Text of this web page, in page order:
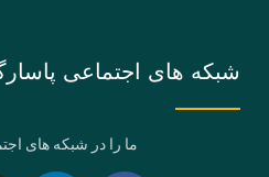
شبکه های اجتماعی
ما را در شبکه های